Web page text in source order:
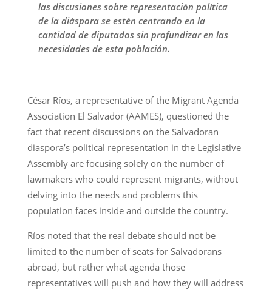
las discusiones sobre representación política
de la diáspora se estén centrando en la
cantidad de diputados sin profundizar en las
necesidades de esta población.
César Ríos, a representative of the Migrant Agenda
Association El Salvador (AAMES), questioned the
fact that recent discussions on the Salvadoran
diaspora’s political representation in the Legislative
Assembly are focusing solely on the number of
lawmakers who could represent migrants, without
delving into the needs and problems this
population faces inside and outside the country.
Ríos noted that the real debate should not be
limited to the number of seats for Salvadorans
abroad, but rather what agenda those
representatives will push and how they will address